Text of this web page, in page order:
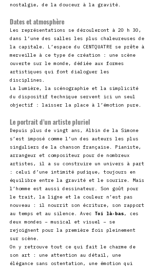
nostalgie, de la douceur à la gravité.
Dates et atmosphère
Les représentations se dérouleront à 20 h 30,
dans l’une des salles les plus chaleureuses de
la capitale. L’espace du CENTQUATRE se prête à
merveille à ce type de création : une scène
ouverte sur le monde, dédiée aux formes
artistiques qui font dialoguer les
disciplines.
La lumière, la scénographie et la simplicité
du dispositif technique servent ici un seul
objectif : laisser la place à l’émotion pure.
Le portrait d’un artiste pluriel
Depuis plus de vingt ans, Albin de la Simone
s’est imposé comme l’un des auteurs les plus
singuliers de la chanson française. Pianiste,
arrangeur et compositeur pour de nombreux
artistes, il a su construire un univers à part
: celui d’une intimité pudique, toujours en
équilibre entre la gravité et le sourire. Mais
l’homme est aussi dessinateur. Son goût pour
le trait, la ligne et la couleur n’est pas
nouveau : il nourrit son écriture, son rapport
au temps et au silence. Avec Toi là-bas, ces
deux mondes – musical et visuel – se
rejoignent pour la première fois pleinement
sur scène.
On y retrouve tout ce qui fait le charme de
son art : une attention au détail, une
élégance sans ostentation, une émotion qui